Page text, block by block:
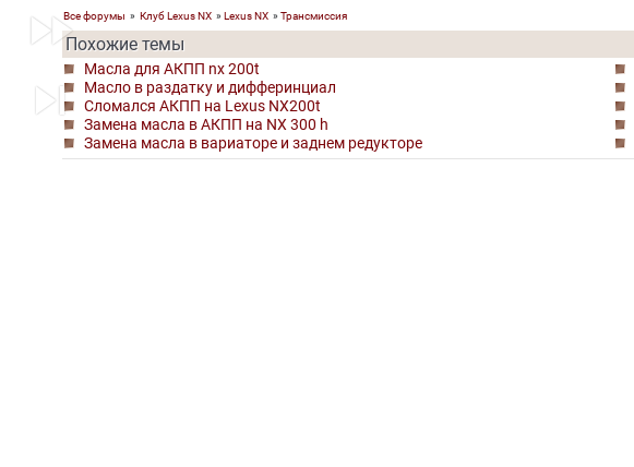
fast_forward
skip_next
Все форумы » Клуб Lexus NX» Lexus NX» Трансмиссия
Похожие темы
Масла для АКПП nx 200t
Масло в раздатку и дифферинциал
Сломался АКПП на Lexus NX200t
Замена масла в АКПП на NX 300 h
Замена масла в вариаторе и заднем редукторе